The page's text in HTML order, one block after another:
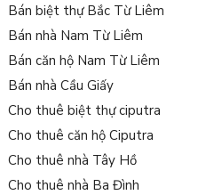
Bán biệt thự Bắc Từ Liêm
Bán nhà Nam Từ Liêm
Bán căn hộ Nam Từ Liêm
Bán nhà Cầu Giấy
Cho thuê biệt thự ciputra
Cho thuê căn hộ Ciputra
Cho thuê nhà Tây Hồ
Cho thuê nhà Ba Đình